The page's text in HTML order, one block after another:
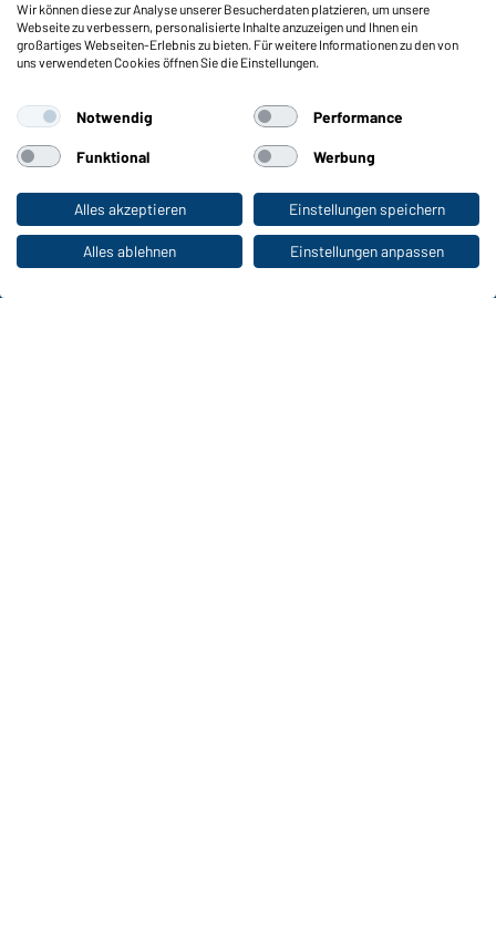
Zum Privatkunden-Shop
Funktionen & Pflege
Produkteigenschaften
Pflegehinweise
Farben
WORKWEAR COLLECTION
Die ideale Wahl für Professionals: Kollektionen
entdecken!
Wir können diese zur Analyse unserer Besucherdaten platzieren, um unsere
Webseite zu verbessern, personalisierte Inhalte anzuzeigen und Ihnen ein
großartiges Webseiten-Erlebnis zu bieten. Für weitere Informationen zu den von
uns verwendeten Cookies öffnen Sie die Einstellungen.
Notwendig Performance
Funktional Werbung
Alles akzeptieren Einstellungen speichern
Alles ablehnen Einstellungen anpassen